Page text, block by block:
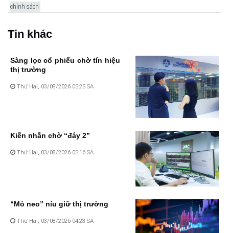
chính sách
Tin khác
Sàng lọc cổ phiếu chờ tín hiệu
thị trường
Thứ Hai, 03/08/2026 05:25 SA
Kiễn nhẫn chờ “đáy 2”
Thứ Hai, 03/08/2026 05:16 SA
“Mỏ neo” níu giữ thị trường
Thứ Hai, 03/08/2026 04:23 SA